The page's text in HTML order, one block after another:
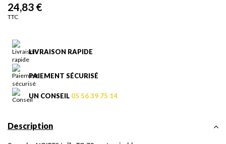
24,83 €
TTC
LIVRAISON RAPIDE
PAIEMENT SÉCURISÉ
UN CONSEIL 05 56 39 75 14
Description